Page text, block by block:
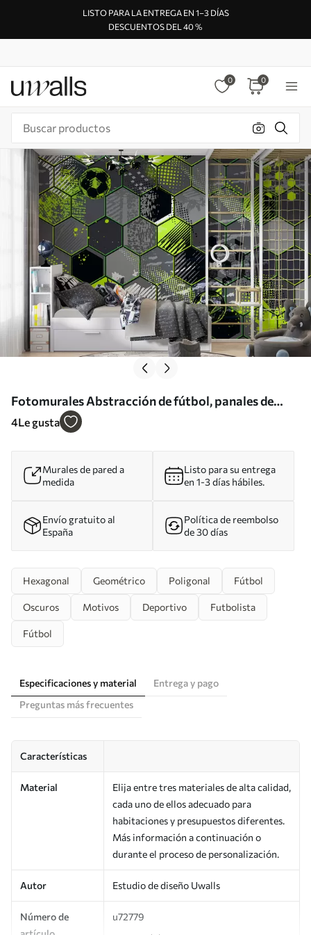
LISTO PARA LA ENTREGA EN 1–3 DÍAS
DESCUENTOS DEL 40 %
0 0
Fotomurales Abstracción de fútbol, panales de
color verde claro Nr. u72779
4Le gusta
Murales de pared a
medida
Listo para su entrega
en 1-3 días hábiles.
Envío gratuito al
España
Política de reembolso
de 30 días
Hexagonal Geométrico Poligonal Fútbol
Oscuros Motivos Deportivo Futbolista
Fútbol
Especificaciones y material
Entrega y pago
Preguntas más frecuentes
Características
Material
Elija entre tres materiales de alta calidad,
cada uno de ellos adecuado para
habitaciones y presupuestos diferentes.
Más información a continuación o
durante el proceso de personalización.
Autor Estudio de diseño Uwalls
Número de
u72779